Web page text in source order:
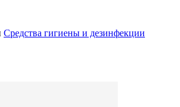
Средства гигиены и дезинфекции